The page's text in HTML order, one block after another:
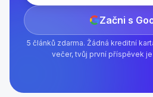
Začni s
5 článků zdarma. Žádná kreditní
večer, tvůj první příspěvek